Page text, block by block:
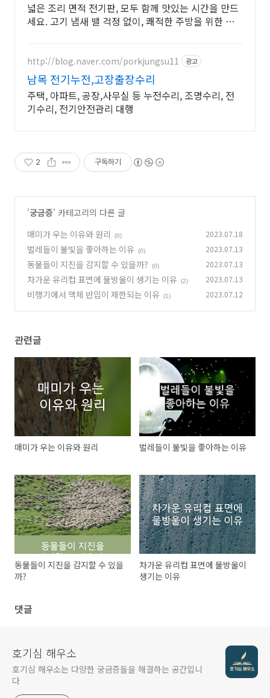
넓은 조리 면적 전기판, 모두 함께 맛있는 시간을 만드
세요. 고기 냄새 밸 걱정 없이, 쾌적한 주방을 위한 전
http://blog.naver.com/porkjungsu11 광고
남목 전기누전,고장출장수리
주택, 아파트, 공장,사무실 등 누전수리, 조명수리, 전
기수리, 전기안전관리 대행
2 구독하기
'궁금증' 카테고리의 다른 글
매미가 우는 이유와 원리
(0) 2023.07.18
벌레들이 불빛을 좋아하는 이유 (0) 2023.07.13
동물들이 지진을 감지할 수 있을까? (0) 2023.07.13
차가운 유리컵 표면에 물방울이 생기는 이유 (2) 2023.07.13
비행기에서 액체 반입이 제한되는 이유 (1) 2023.07.12
관련글
매미가 우는 이유와 원리 벌레들이 불빛을 좋아하는 이유
동물들이 지진을 감지할 수 있을
까?
차가운 유리컵 표면에 물방울이
생기는 이유
댓글
호기심 해우소
호기심 해우소는 다양한 궁금증들을 해결하는 공간입니
다